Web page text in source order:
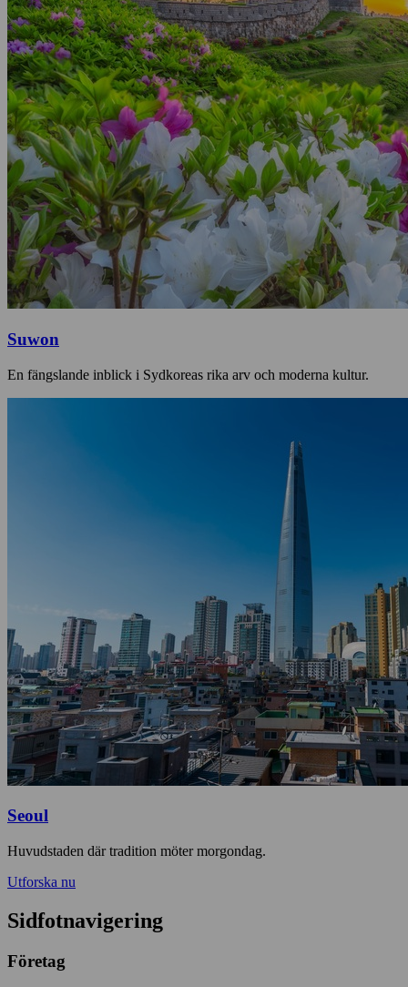
Suwon
En fängslande inblick i Sydkoreas rika arv och moderna kultur.
Seoul
Huvudstaden där tradition möter morgondag.
Utforska nu
Sidfotnavigering
Företag